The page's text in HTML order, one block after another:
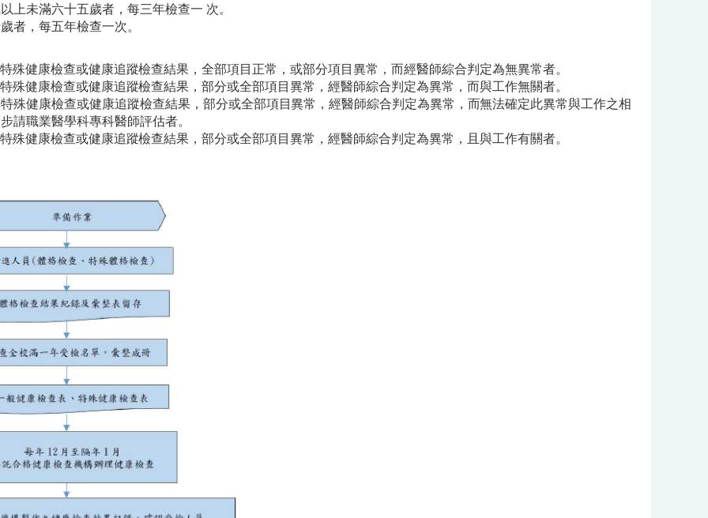
上未滿六十五歲者，每三年檢查一 次。
者，每五年檢查一次。
殊健康檢查或健康追蹤檢查結果，全部項目正常，或部分項目異常，而經醫師綜合判定為無異常者。
殊健康檢查或健康追蹤檢查結果，部分或全部項目異常，經醫師綜合判定為異常，而與工作無關者。
殊健康檢查或健康追蹤檢查結果，部分或全部項目異常，經醫師綜合判定為異常，而無法確定此異常與工作之相
請職業醫學科專科醫師評估者。
殊健康檢查或健康追蹤檢查結果，部分或全部項目異常，經醫師綜合判定為異常，且與工作有關者。